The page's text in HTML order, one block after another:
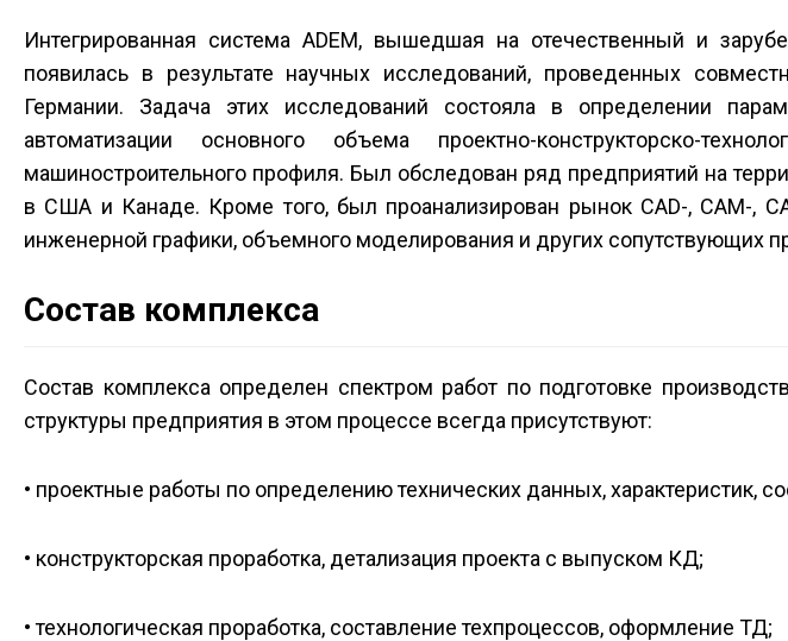
Интегрированная система ADEM, вышедшая на отечественный и
появилась в результате научных исследований, проведенных
Германии. Задача этих исследований состояла в определении
автоматизации основного объема проектно-конструкторско-
машиностроительного профиля. Был обследован ряд предприятий на
в США и Канаде. Кроме того, был проанализирован рынок CAD-, CAM-,
инженерной графики, объемного моделирования и других сопутствующих
Состав комплекса
Состав комплекса определен спектром работ по подготовке
структуры предприятия в этом процессе всегда присутствуют:
• проектные работы по определению технических данных, характеристик,
• конструкторская проработка, детализация проекта с выпуском КД;
• технологическая проработка, составление техпроцессов, оформление ТД;